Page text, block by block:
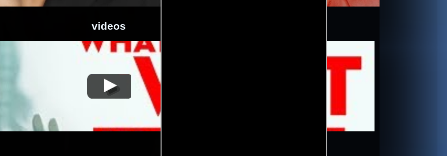
videos
Video de la película Lo que ellos quieren